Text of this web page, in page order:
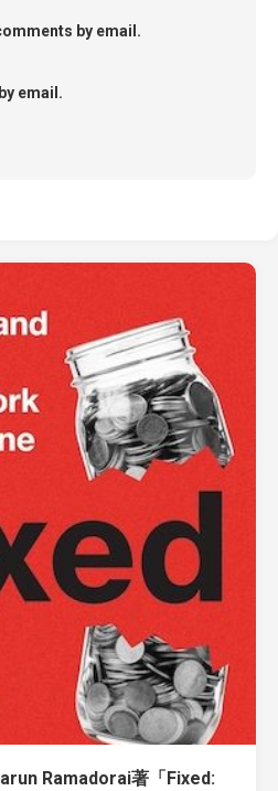
by email.
email.
Ramadorai著「Fixed: